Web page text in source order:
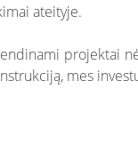
ateityje.
projektai
mes